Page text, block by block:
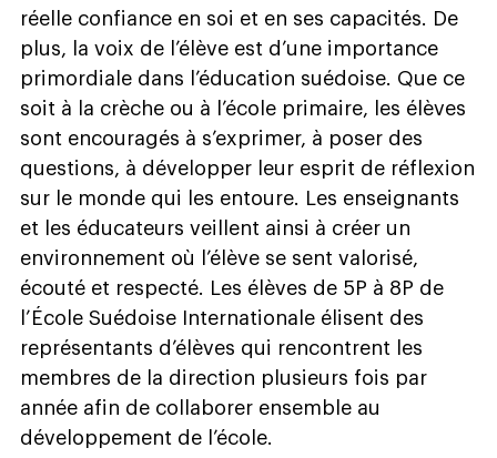
réelle confiance en soi et en ses capacités. De
plus, la voix de l’élève est d’une importance
primordiale dans l’éducation suédoise. Que ce
soit à la crèche ou à l’école primaire, les élèves
sont encouragés à s’exprimer, à poser des
questions, à développer leur esprit de réflexion
sur le monde qui les entoure. Les enseignants
et les éducateurs veillent ainsi à créer un
environnement où l’élève se sent valorisé,
écouté et respecté. Les élèves de 5P à 8P de
l’École Suédoise Internationale élisent des
représentants d’élèves qui rencontrent les
membres de la direction plusieurs fois par
année afin de collaborer ensemble au
développement de l’école.